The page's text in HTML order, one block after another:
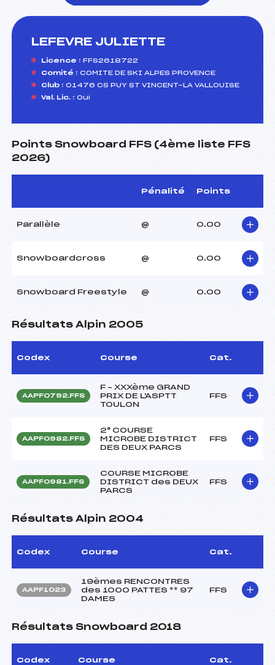
LEFEVRE JULIETTE
Licence : FFS2618722
Comité : COMITE DE SKI ALPES PROVENCE
Club : 01476 CS PUY ST VINCENT-LA VALLOUISE
Val. Lic. : Oui
Points Snowboard FFS (4ème liste FFS
2026)
Pénalité Points
Parallèle @ 0.00
Snowboardcross @ 0.00
Snowboard Freestyle @ 0.00
Résultats Alpin 2005
Codex Course Cat.
AAPF0792.FFS
F – XXXème GRAND
PRIX DE L'ASPTT
TOULON
FFS
AAPF0982.FFS
2° COURSE
MICROBE DISTRICT
DES DEUX PARCS
FFS
AAPF0981.FFS
COURSE MICROBE
DISTRICT des DEUX
PARCS
FFS
Résultats Alpin 2004
Codex Course Cat.
AAPF1023
19èmes RENCONTRES
des 1000 PATTES ** 97
DAMES
FFS
Résultats Snowboard 2018
Codex Course Cat.